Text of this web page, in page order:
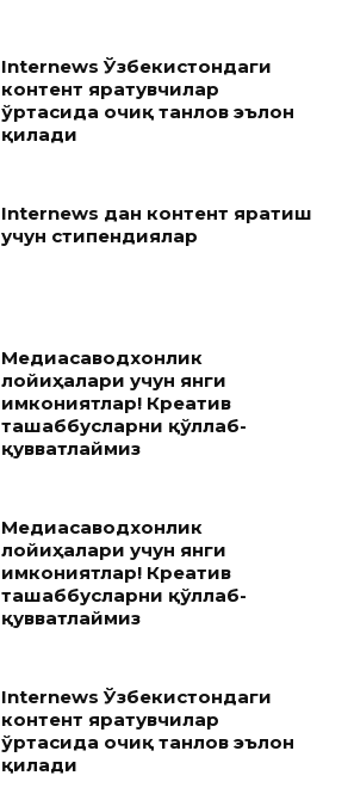
Internews Ўзбекистондаги
контент яратувчилар
ўртасида очиқ танлов эълон
қилади
Internews дан контент яратиш
учун стипендиялар
Медиасаводхонлик
лойиҳалари учун янги
имкониятлар! Креатив
ташаббусларни қўллаб-
қувватлаймиз
Медиасаводхонлик
лойиҳалари учун янги
имкониятлар! Креатив
ташаббусларни қўллаб-
қувватлаймиз
Internews Ўзбекистондаги
контент яратувчилар
ўртасида очиқ танлов эълон
қилади